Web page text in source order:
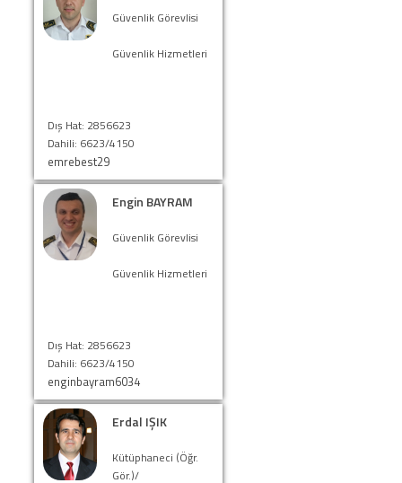
Güvenlik Görevlisi
Güvenlik Hizmetleri
Dış Hat: 2856623
Dahili: 6623/4150
emrebest29
Engin BAYRAM
Güvenlik Görevlisi
Güvenlik Hizmetleri
Dış Hat: 2856623
Dahili: 6623/4150
enginbayram6034
Erdal IŞIK
Kütüphaneci (Öğr.
Gör.)/